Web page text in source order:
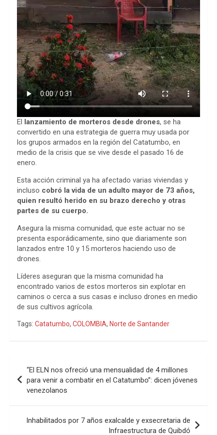
El lanzamiento de morteros desde drones, se ha
convertido en una estrategia de guerra muy usada por
los grupos armados en la región del Catatumbo, en
medio de la crisis que se vive desde el pasado 16 de
enero.
Esta acción criminal ya ha afectado varias viviendas y
incluso cobró la vida de un adulto mayor de 73 años,
quien resultó herido en su brazo derecho y otras
partes de su cuerpo.
Asegura la misma comunidad, que este actuar no se
presenta esporádicamente, sino que diariamente son
lanzados entre 10 y 15 morteros haciendo uso de
drones.
Líderes aseguran que la misma comunidad ha
encontrado varios de estos morteros sin explotar en
caminos o cerca a sus casas e incluso drones en medio
de sus cultivos agrícola.
Tags: Catatumbo, COLOMBIA, Norte de Santander
de
entradas
“El ELN nos ofreció una mensualidad de 4 millones
para venir a combatir en el Catatumbo”: dicen jóvenes
venezolanos
Inhabilitados por 7 años exalcalde y exsecretaria de
Infraestructura de Quibdó